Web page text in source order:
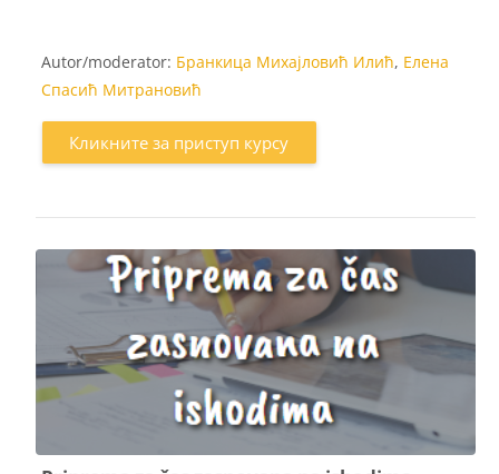
Autor/moderator: Бранкица Михајловић Илић, Елена
Спасић Митрановић
Кликните за приступ курсу